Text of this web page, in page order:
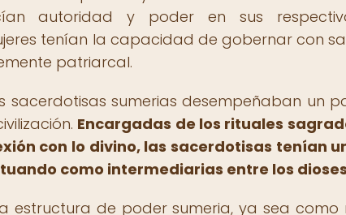
autoridad y poder en sus
tenían la capacidad de gobernar con
patriarcal.
sacerdotisas sumerias desempeñaban un
Encargadas de los rituales
con lo divino, las sacerdotisas tenían
como intermediarias entre los
estructura de poder sumeria, ya sea como